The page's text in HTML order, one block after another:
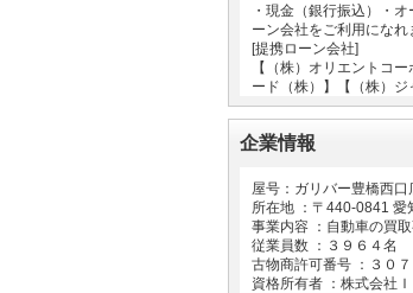
・現金（銀行振込）・
ーン会社をご利用になれ
[提携ローン会社]
【（株）オリエントコ
ード（株）】【（株）ジ
企業情報
屋号：ガリバー豊橋西口
所在地 ：〒 440-0841 愛
事業内容 ：自動車の買
従業員数 ：３９６４名
古物商許可番号 ：３０
資格所有者 ：株式会社